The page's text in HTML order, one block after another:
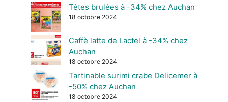
Têtes brulées à -34% chez Auchan
18 octobre 2024
Caffè latte de Lactel à -34% chez
Auchan
18 octobre 2024
Tartinable surimi crabe Delicemer à
-50% chez Auchan
18 octobre 2024